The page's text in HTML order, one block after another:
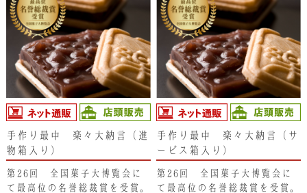
手作り最中 楽々大納言（進
物箱入り）
第26回 全国菓子大博覧会に
て最高位の名誉総裁賞を受賞。
手作り最中 楽々大納言（サ
ービス箱入り）
第26回 全国菓子大博覧会に
て最高位の名誉総裁賞を受賞。